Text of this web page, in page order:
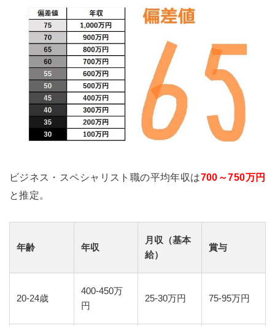
ビジネス・スペシャリスト職の平均年収は700～750万円
と推定。
年齢 年収
月収（基本
給）
賞与
20-24歳
400-450万
円
25-30万円 75-95万円